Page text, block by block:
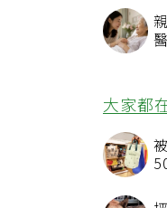
大家都